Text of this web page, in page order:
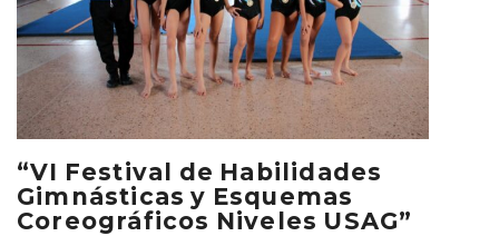
“VI Festival de Habilidades
Gimnásticas y Esquemas
Coreográficos Niveles USAG”